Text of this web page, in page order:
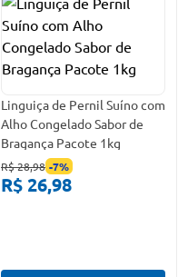
Linguiça de Pernil Suíno com
Alho Congelado Sabor de
Bragança Pacote 1kg
R$ 28,98 -7%
R$ 26,98